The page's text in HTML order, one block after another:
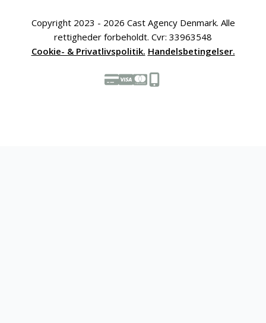
Copyright 2023 - 2026 Cast Agency Denmark. Alle
rettigheder forbeholdt. Cvr: 33963548
Cookie- & Privatlivspolitik. Handelsbetingelser.